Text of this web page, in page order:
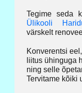
Tegime seda
Ülikooli
värskelt
Konverentsi
liitus ühinguga
ning selle
Tervitame kõiki